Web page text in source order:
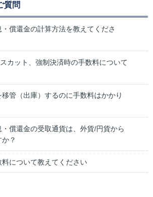
質問
・償還金の計算方法を教えてくださ
カット、強制決済時の手数料について
管（出庫）するのに手数料はかかり
・償還金の受取通貨は、外貨/円貨から
？
料について教えてください